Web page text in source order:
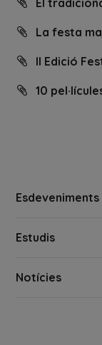
La festa
II Edició
10
Esdeveniments
Estudis
Notícies